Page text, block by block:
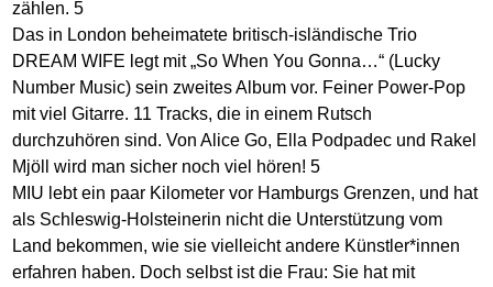
zählen. 5
Das in London beheimatete britisch-isländische Trio
DREAM WIFE legt mit „So When You Gonna…“ (Lucky
Number Music) sein zweites Album vor. Feiner Power-Pop
mit viel Gitarre. 11 Tracks, die in einem Rutsch
durchzuhören sind. Von Alice Go, Ella Podpadec und Rakel
Mjöll wird man sicher noch viel hören! 5
MIU lebt ein paar Kilometer vor Hamburgs Grenzen, und hat
als Schleswig-Holsteinerin nicht die Unterstützung vom
Land bekommen, wie sie vielleicht andere Künstler*innen
erfahren haben. Doch selbst ist die Frau: Sie hat mit